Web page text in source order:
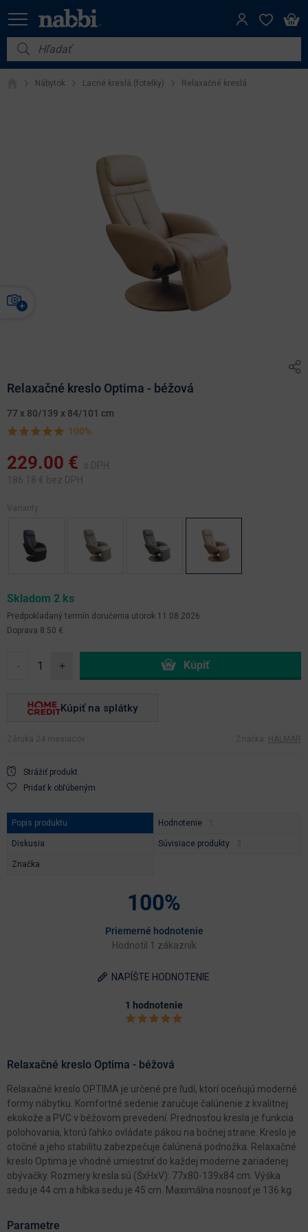
Nábytok
Vybavenie do domácnosti
Nábytok Lacné kreslá (fotelky) Relaxačné kreslá
Relaxačné kreslo Optima - béžová
77 x 80/139 x 84/101 cm
100%
229.00 €
s DPH
186.18 € bez DPH
Varianty:
Skladom 2 ks
Predpokladaný termín doručenia utorok 11.08.2026
Doprava 8.50 €
- +
Kúpiť na splátky
Záruka 24 mesiacov Značka: HALMAR
Strážiť produkt
Pridať k obľúbeným
Popis produktu Hodnotenie
Diskusia Súvisiace produkty
Značka
100%
Priemerné hodnotenie
Hodnotil 1 zákazník
NAPÍŠTE HODNOTENIE
1 hodnotenie
Relaxačné kreslo Optima - béžová
Relaxačné kreslo OPTIMA je určené pre ľudí, ktorí oceňujú moderné
formy nábytku. Komfortné sedenie zaručuje čalúnenie z kvalitnej
ekokože a PVC v béžovom prevedení. Prednosťou kresla je funkcia
polohovania, ktorú ľahko ovládate pákou na bočnej strane. Kreslo je
otočné a jeho stabilitu zabezpečuje čalúnená podnožka. Relaxačné
kreslo Optima je vhodné umiestniť do každej moderne zariadenej
obývačky. Rozmery kresla sú (ŠxHxV): 77x80-139x84 cm. Výška
sedu je 44 cm a hĺbka sedu je 45 cm. Maximálna nosnosť je 136 kg.
Parametre